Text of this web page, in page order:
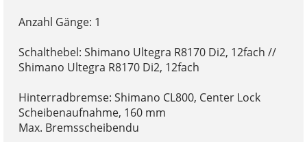
Anzahl Gänge: 1
Schalthebel: Shimano Ultegra R8170 Di2, 12fach //
Shimano Ultegra R8170 Di2, 12fach
Hinterradbremse: Shimano CL800, Center Lock
Scheibenaufnahme, 160 mm
Max. Bremsscheibendu